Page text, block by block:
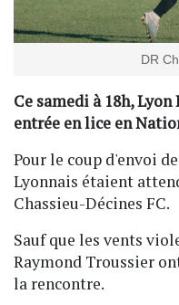
DR
Ce samedi à 18h,
entrée en lice en
Pour le coup d'envoi
Lyonnais étaient
Chassieu-Décines FC.
Sauf que les vents
Raymond Troussier
la rencontre.